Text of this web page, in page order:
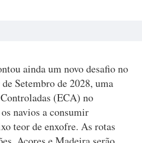
ainda um novo desafio no
Setembro de 2028, uma
(ECA) no
navios a consumir
teor de enxofre. As rotas